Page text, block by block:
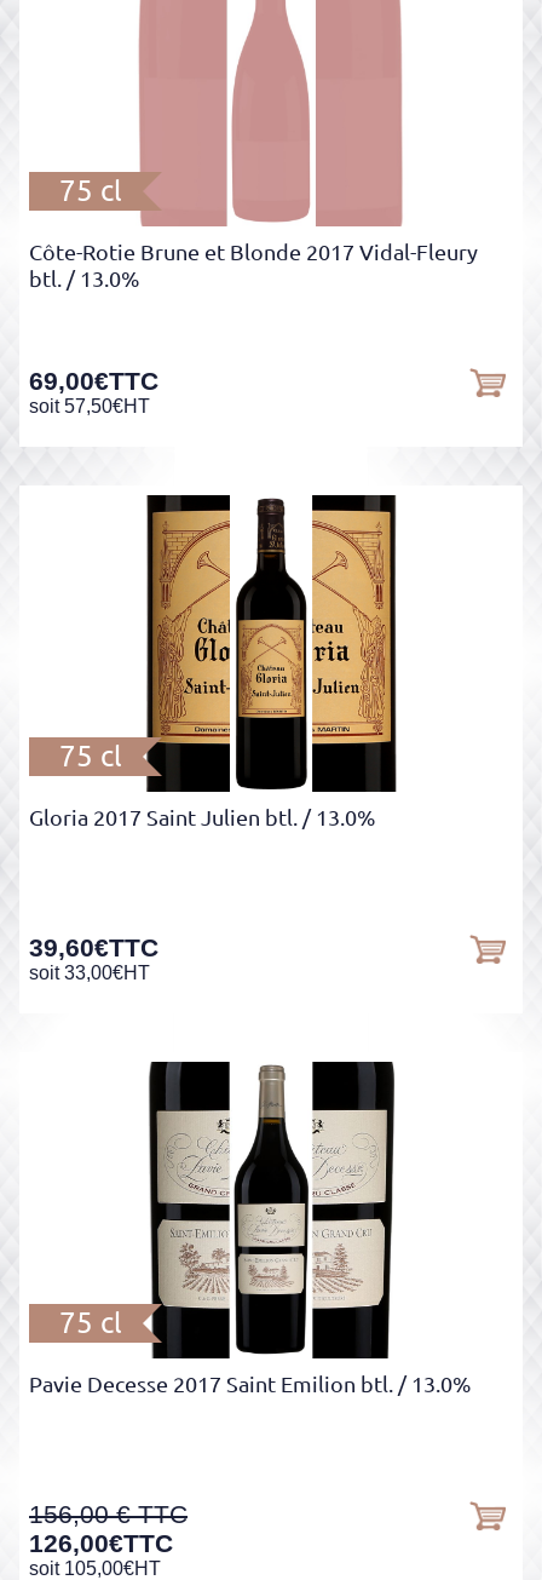
75 cl
Côte-Rotie Brune et Blonde 2017 Vidal-Fleury
btl.
/ 13.0%
69,00€TTC
soit 57,50€HT
75 cl
Gloria 2017 Saint Julien btl. / 13.0%
39,60€TTC
soit 33,00€HT
75 cl
Pavie Decesse 2017 Saint Emilion btl. / 13.0%
156,00
126,00€TTC
soit 105,00€HT